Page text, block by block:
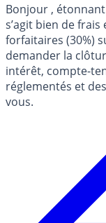
Bonjour ,
s’agit bien de
forfaitaires (30%)
demander la
intérêt, compte-
réglementés et
vous.